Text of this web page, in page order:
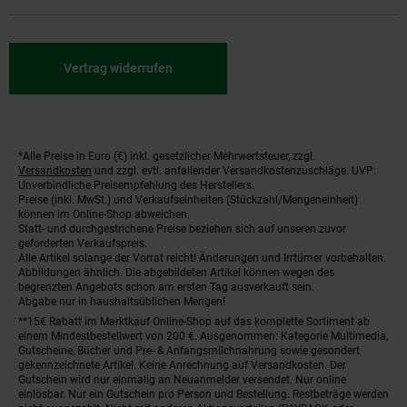
Vertrag widerrufen
Fußnoten
*Alle Preise in Euro (€) inkl. gesetzlicher Mehrwertsteuer, zzgl.
Versandkosten und zzgl. evtl. anfallender Versandkostenzuschläge. UVP:
Unverbindliche Preisempfehlung des Herstellers.
Preise (inkl. MwSt.) und Verkaufseinheiten (Stückzahl/Mengeneinheit)
können im Online-Shop abweichen.
Statt- und durchgestrichene Preise beziehen sich auf unseren zuvor
geforderten Verkaufspreis.
Alle Artikel solange der Vorrat reicht! Änderungen und Irrtümer vorbehalten.
Abbildungen ähnlich. Die abgebildeten Artikel können wegen des
begrenzten Angebots schon am ersten Tag ausverkauft sein.
Abgabe nur in haushaltsüblichen Mengen!
**15€ Rabatt im Marktkauf Online-Shop auf das komplette Sortiment ab
einem Mindestbestellwert von 200 €. Ausgenommen: Kategorie Multimedia,
Gutscheine, Bücher und Pre- & Anfangsmilchnahrung sowie gesondert
gekennzeichnete Artikel. Keine Anrechnung auf Versandkosten. Der
Gutschein wird nur einmalig an Neuanmelder versendet. Nur online
einlösbar. Nur ein Gutschein pro Person und Bestellung. Restbeträge werden